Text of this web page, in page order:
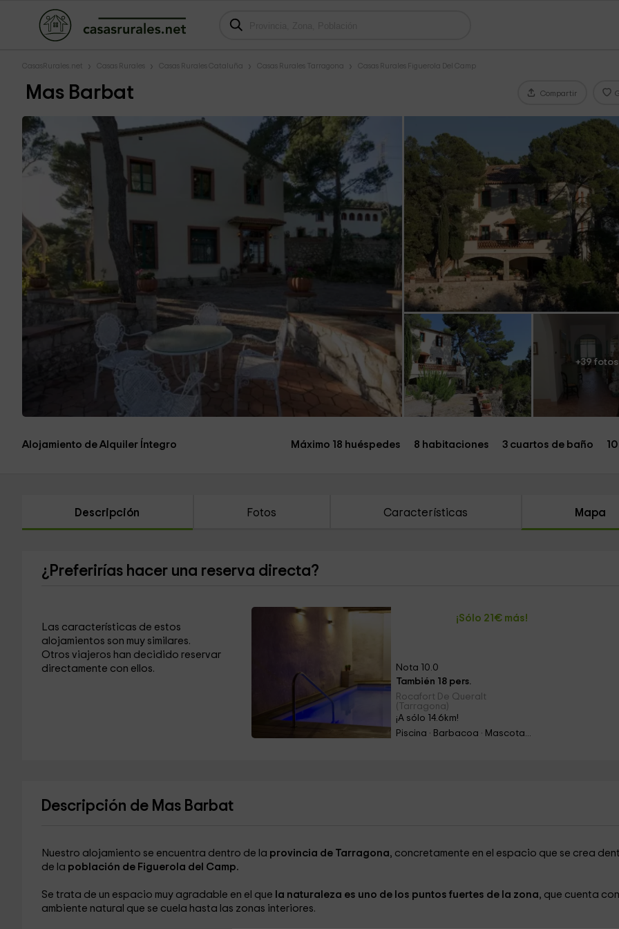
CasasRurales.net Casas Rurales Casas Rurales Cataluña Casas Rurales Tarragona Casas Rurales Figuerola Del Camp
Mas Barbat Compartir
+39 fotos
Alojamiento de Alquiler Íntegro Máximo 18 huéspedes 8 habitaciones 3 cuartos de baño
Descripción Fotos Características Mapa
¿Preferirías hacer una reserva directa?
Las características de estos
alojamientos son muy similares.
Otros viajeros han decidido reservar
directamente con ellos.
¡Sólo 21€ más!
Nota 10.0
También 18 pers.
Rocafort De Queralt
(Tarragona)
¡A sólo 14.6km!
Piscina · Barbacoa · Mascotas · Chimenea
Descripción de Mas Barbat
Nuestro alojamiento se encuentra dentro de la provincia de Tarragona, concretamente en el espacio que se crea
de la población de Figuerola del Camp.
Se trata de un espacio muy agradable en el que la naturaleza es uno de los puntos fuertes de la zona, que cuenta
ambiente natural que se cuela hasta las zonas interiores.